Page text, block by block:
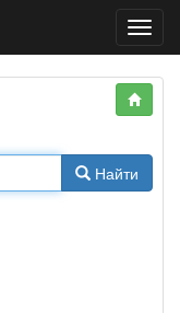
Найти